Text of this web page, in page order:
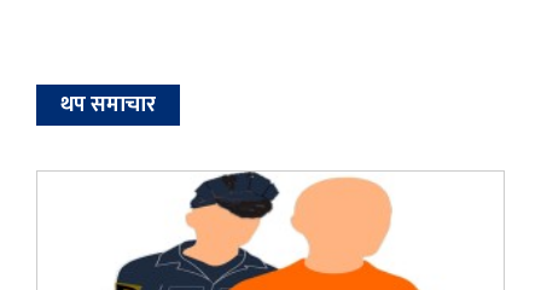
थप समाचार